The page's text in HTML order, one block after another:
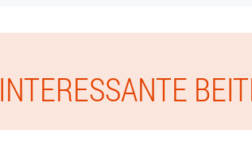
INTERESSANTE